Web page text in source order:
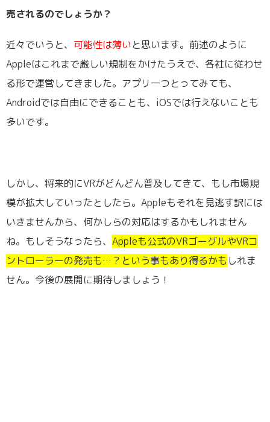
売されるのでしょうか？
近々でいうと、 可能性は薄いと思います。前述のように
Appleはこれまで厳しい規制をかけたうえで、各社に従わせ
る形で運営してきました。アプリ一つとってみても、
Androidでは自由にできることも、iOSでは行えないことも
多いです。
しかし、将来的にVRがどんどん普及してきて、もし市場規
模が拡大していったとしたら。Appleもそれを見逃す訳には
いきませんから、何かしらの対応はするかもしれません
ね。もしそうなったら、 Appleも公式のVRゴーグルやVRコ
ントローラーの発売も…？という事もあり得るかもしれま
せん。今後の展開に期待しましょう！